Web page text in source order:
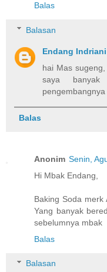
Balas
Balasan
Endang Indriani
hai Mas
saya
Balas
Anonim Senin,
Hi Mbak Endang,
Baking Soda
Yang banyak
sebelumnya mbak
Balas
Balasan